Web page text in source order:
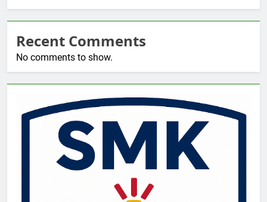
Recent Comments
No comments to show.